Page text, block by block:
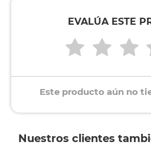
EVALÚA ESTE
Este producto aún no
Nuestros clientes